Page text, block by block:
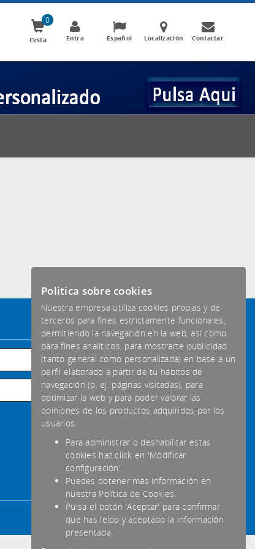
Cesta
0
Entra Español Localización Contactar
Formas de pago aceptadas
Habitual
Transferencia
Efectivo
Politica sobre cookies
Nuestra empresa utiliza cookies propias y de
terceros para fines estrictamente funcionales,
permitiendo la navegación en la web, así como
para fines analíticos, para mostrarte publicidad
(tanto general como personalizada) en base a un
perfil elaborado a partir de tu hábitos de
navegación (p. ej. páginas visitadas), para
optimizar la web y para poder valorar las
opiniones de los productos adquiridos por los
usuarios.
Para administrar o deshabilitar estas
cookies haz click en 'Modificar
configuración'.
Puedes obtener más información en
nuestra Política de Cookies.
Pulsa el botón 'Aceptar' para confirmar
que has leído y aceptado la información
presentada.